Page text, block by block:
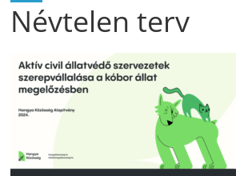
Névtelen terv